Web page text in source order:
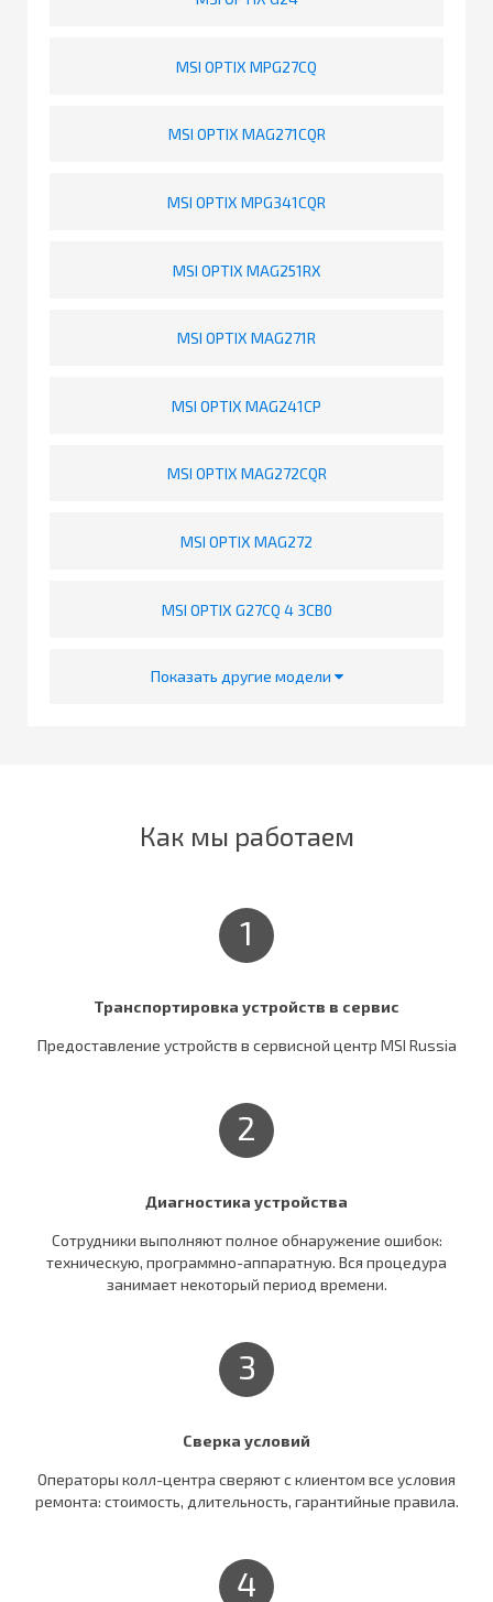
MSI OPTIX MPG27CQ
MSI OPTIX MAG271CQR
MSI OPTIX MPG341CQR
MSI OPTIX MAG251RX
MSI OPTIX MAG271R
MSI OPTIX MAG241CP
MSI OPTIX MAG272CQR
MSI OPTIX MAG272
MSI OPTIX G27CQ 4 3CB0
Показать другие модели
Как мы работаем
1
Транспортировка устройств в сервис
Предоставление устройств в сервисной центр MSI Russia
2
Диагностика устройства
Сотрудники выполняют полное обнаружение ошибок:
техническую, программно-аппаратную. Вся процедура
занимает некоторый период времени.
3
Сверка условий
Операторы колл-центра сверяют c клиентом все условия
ремонта: стоимость, длительность, гарантийные правила.
4